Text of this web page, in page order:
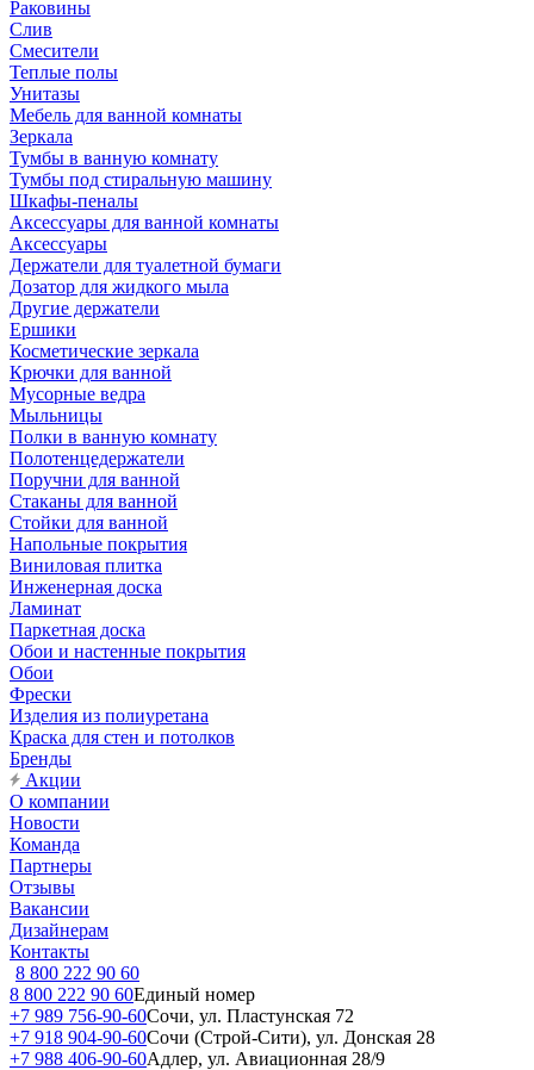
Раковины
Слив
Смесители
Теплые полы
Унитазы
Мебель для ванной комнаты
Зеркала
Тумбы в ванную комнату
Тумбы под стиральную машину
Шкафы-пеналы
Аксессуары для ванной комнаты
Аксессуары
Держатели для туалетной бумаги
Дозатор для жидкого мыла
Другие держатели
Ершики
Косметические зеркала
Крючки для ванной
Мусорные ведра
Мыльницы
Полки в ванную комнату
Полотенцедержатели
Поручни для ванной
Стаканы для ванной
Стойки для ванной
Напольные покрытия
Виниловая плитка
Инженерная доска
Ламинат
Паркетная доска
Обои и настенные покрытия
Обои
Фрески
Изделия из полиуретана
Краска для стен и потолков
Бренды
Акции
О компании
Новости
Команда
Партнеры
Отзывы
Вакансии
Дизайнерам
Контакты
8 800 222 90 60
8 800 222 90 60Единый номер
+7 989 756-90-60Сочи, ул. Пластунская 72
+7 918 904-90-60Сочи (Строй-Сити), ул. Донская 28
+7 988 406-90-60Адлер, ул. Авиационная 28/9